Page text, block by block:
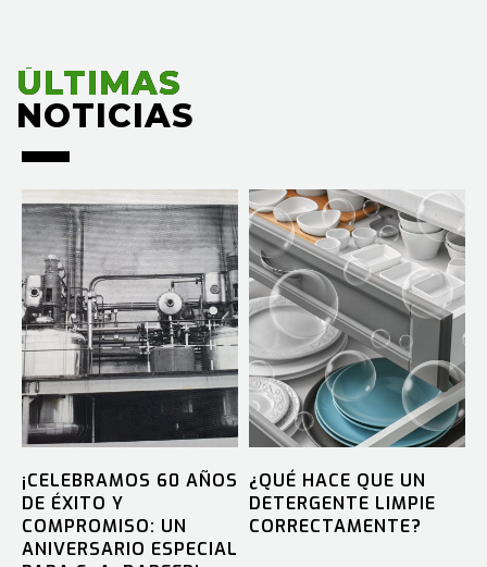
ÚLTIMAS
NOTICIAS
ÚLTIMAS
NOTICIAS
¡CELEBRAMOS 60 AÑOS
DE ÉXITO Y
COMPROMISO: UN
ANIVERSARIO ESPECIAL
¿QUÉ HACE QUE UN
DETERGENTE LIMPIE
CORRECTAMENTE?